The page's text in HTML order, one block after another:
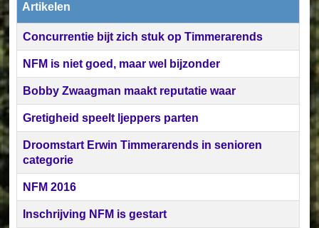
Artikelen
Concurrentie bijt zich stuk op Timmerarends
NFM is niet goed, maar wel bijzonder
Bobby Zwaagman maakt reputatie waar
Gretigheid speelt ljeppers parten
Droomstart Erwin Timmerarends in senioren
categorie
NFM 2016
Inschrijving NFM is gestart